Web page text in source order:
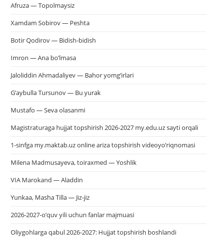
Afruza — Topolmaysiz
Xamdam Sobirov — Peshta
Botir Qodirov — Bidish-bidish
Imron — Ana bo’lmasa
Jaloliddin Ahmadaliyev — Bahor yomg’irlari
G’aybulla Tursunov — Bu yurak
Mustafo — Seva olasanmi
Magistraturaga hujjat topshirish 2026-2027 my.edu.uz sayti orqali
1-sinfga my.maktab.uz online ariza topshirish videoyo’riqnomasi
Milena Madmusayeva, toiraxmed — Yoshlik
VIA Marokand — Aladdin
Yunkaa, Masha Tilla — Jiz-jiz
2026-2027-o’quv yili uchun fanlar majmuasi
Oliygohlarga qabul 2026-2027: Hujjat topshirish boshlandi